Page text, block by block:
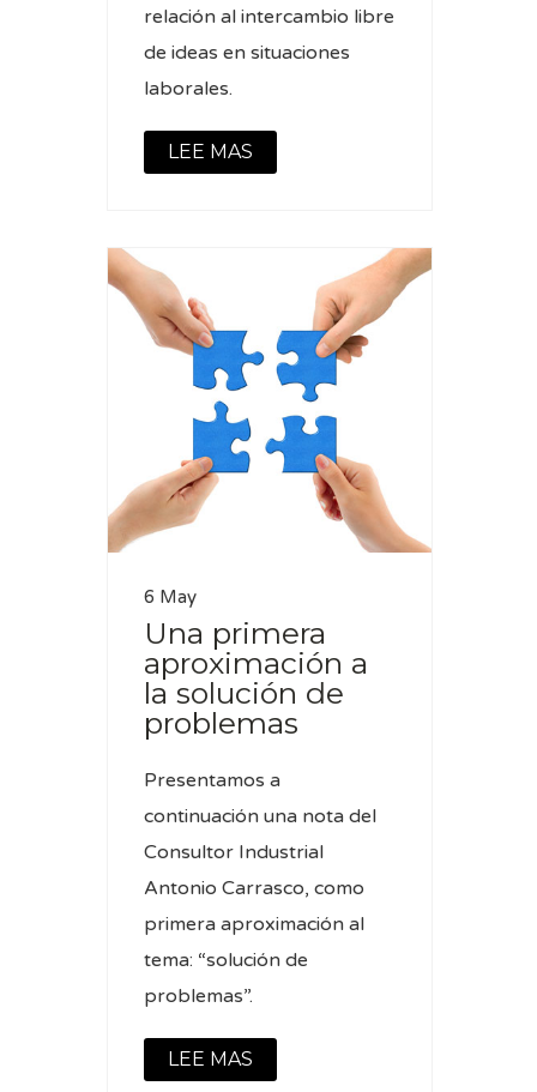
relación al intercambio libre
de ideas en situaciones
laborales.
LEE MAS
6 May
Una primera
aproximación a
la solución de
problemas
Presentamos a
continuación una nota del
Consultor Industrial
Antonio Carrasco, como
primera aproximación al
tema: “solución de
problemas”.
LEE MAS